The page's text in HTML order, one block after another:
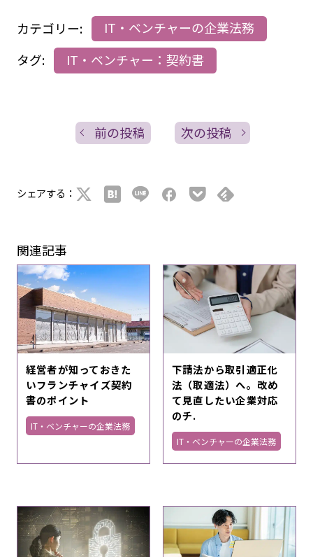
カテゴリー:
IT・ベンチャーの企業法務
タグ:
IT・ベンチャー：契約書
前の投稿 次の投稿
シェアする：
関連記事
経営者が知っておきた
いフランチャイズ契約
書のポイント
IT・ベンチャーの企業法務
下請法から取引適正化
法（取適法）へ。改め
て見直したい企業対応
のチ.
IT・ベンチャーの企業法務